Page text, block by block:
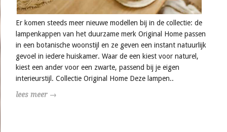
Er komen steeds meer nieuwe modellen bij in de collectie: de
lampenkappen van het duurzame merk Original Home passen
in een botanische woonstijl en ze geven een instant natuurlijk
gevoel in iedere huiskamer. Waar de een kiest voor naturel,
kiest een ander voor een zwarte, passend bij je eigen
interieurstijl. Collectie Original Home Deze lampen..
lees meer →